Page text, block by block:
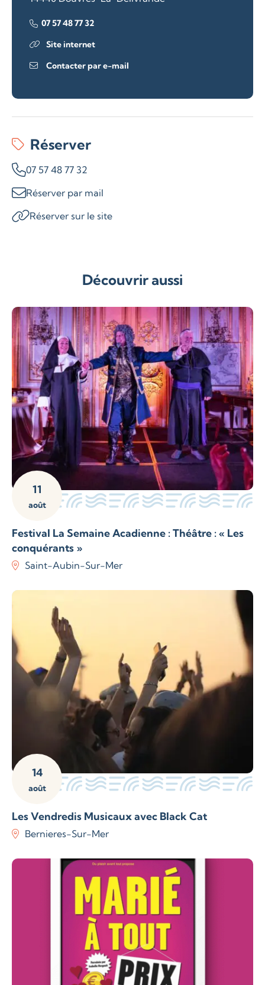
07 57 48 77 32
Site internet
Contacter par e-mail
Réserver
07 57 48 77 32
Réserver par mail
Réserver sur le site
Découvrir aussi
11
août
Festival La Semaine Acadienne : Théâtre : « Les
conquérants »
Saint-Aubin-Sur-Mer
14
août
Les Vendredis Musicaux avec Black Cat
Bernieres-Sur-Mer